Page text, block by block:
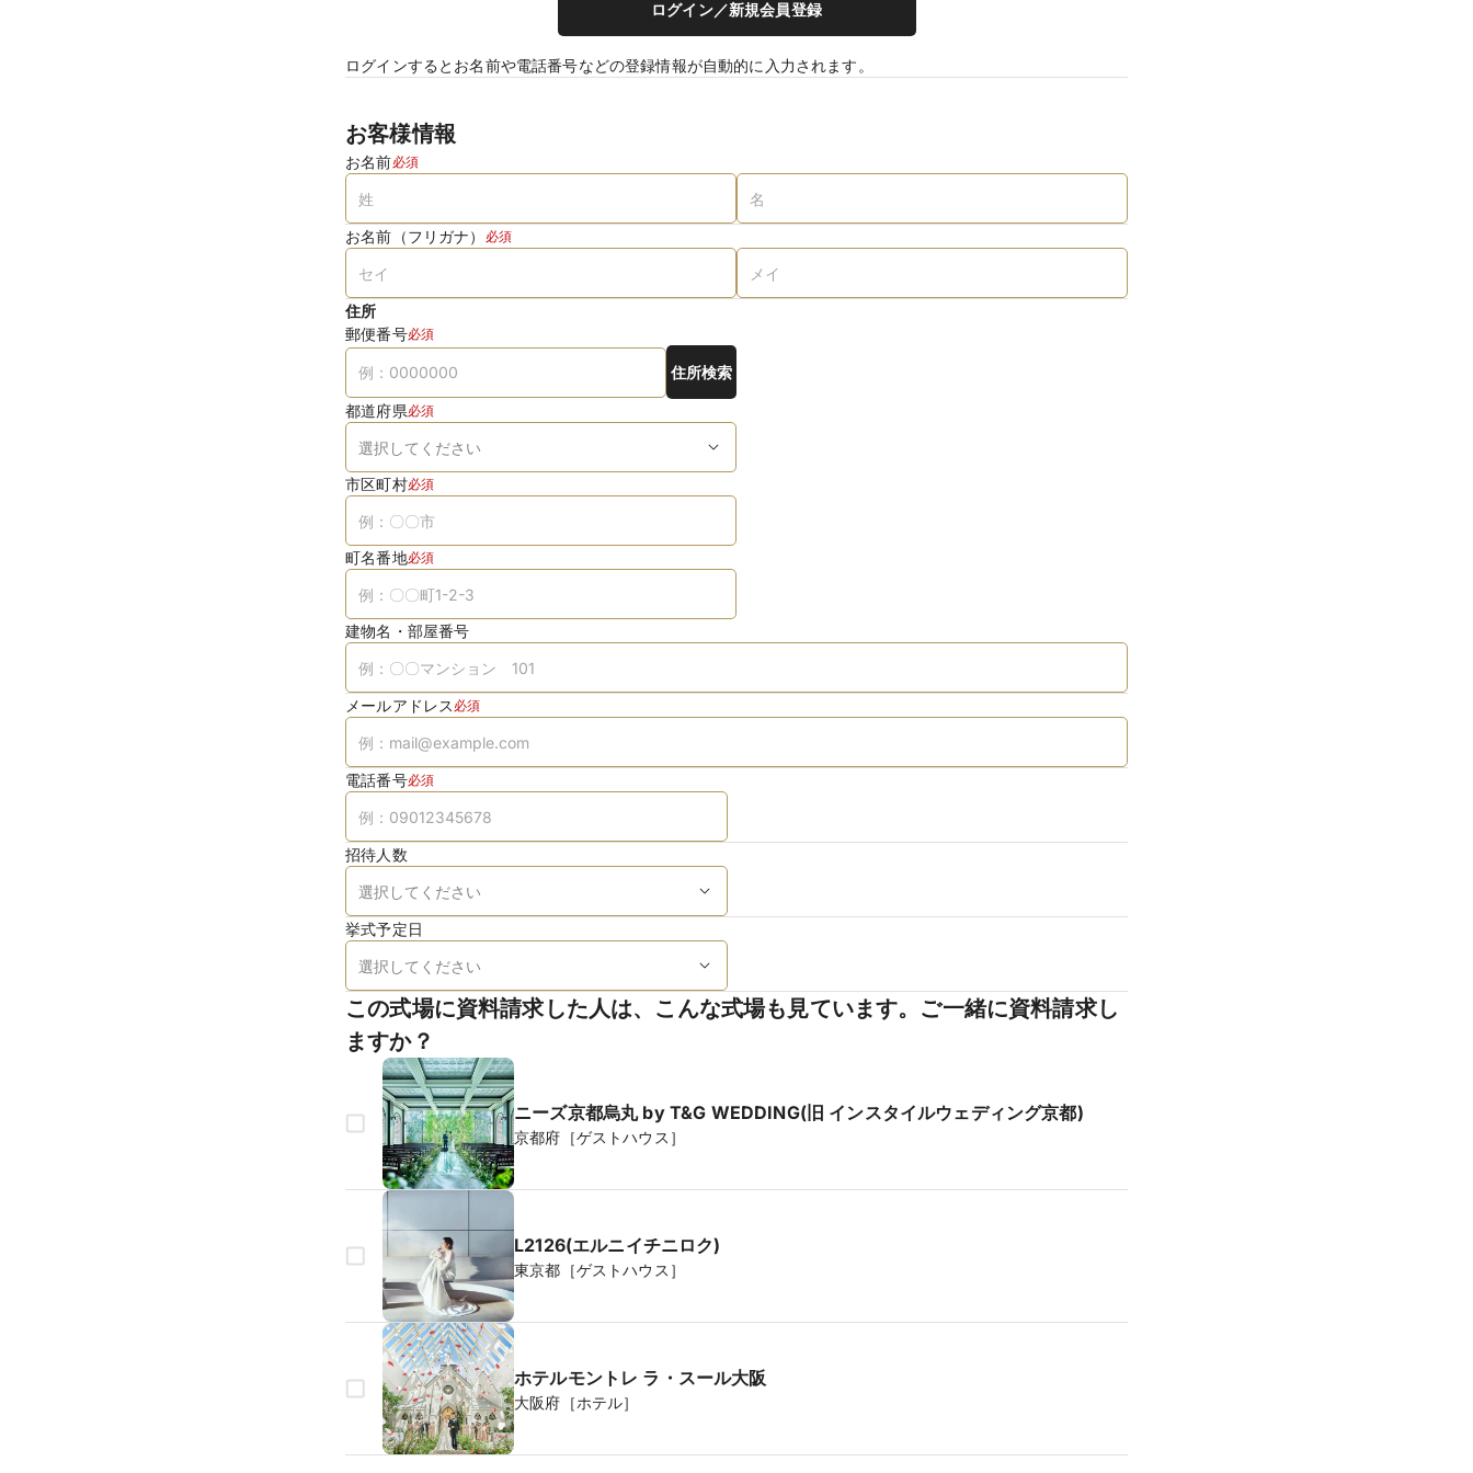
ログイン／新規会員登録
ログインするとお名前や電話番号などの登録情報が自動的に入力されます。
お客様情報
お名前必須
お名前（フリガナ） 必須
住所
郵便番号必須
住所検索
都道府県必須
市区町村必須
町名番地必須
建物名・部屋番号
メールアドレス 必須
電話番号必須
招待人数
挙式予定日
この式場に資料請求した人は、こんな式場も見ています。ご一緒に資料請求し
ますか？
ニーズ京都烏丸 by T&G WEDDING(旧 インスタイルウェディング京都)
京都府［ゲストハウス］
L2126(エルニイチニロク)
東京都［ゲストハウス］
ホテルモントレ ラ・スール大阪
大阪府［ホテル］